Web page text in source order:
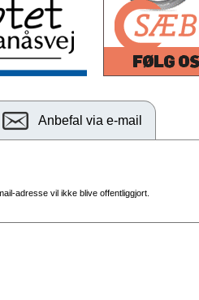
Anbefal via e-mail
adresse vil ikke blive offentliggjort.